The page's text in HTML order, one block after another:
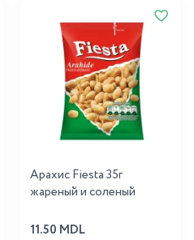
Арахис Fiesta 35г
жареный и соленый
11.50 MDL